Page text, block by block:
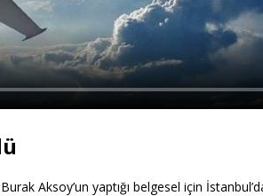
Aksoy’un yaptığı belgesel için